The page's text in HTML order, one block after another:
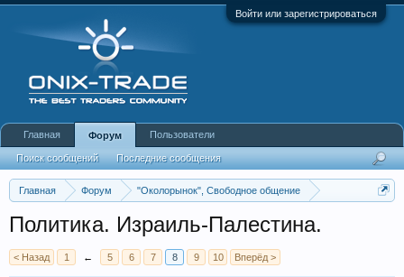
Войти или зарегистрироваться
Главная Форум
"Околорынок", Свободное общение
Политика. Израиль-Палестина.
< Назад 1 ← 5 6 7 8 9 10 Вперёд >
Главная Форум
Поиск сообщений Последние сообщения
Пользователи